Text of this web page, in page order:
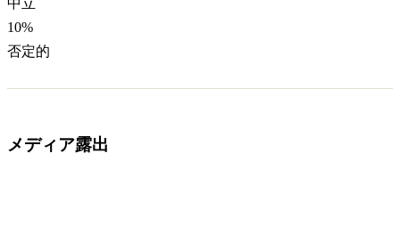
中立
10%
否定的
メディア露出